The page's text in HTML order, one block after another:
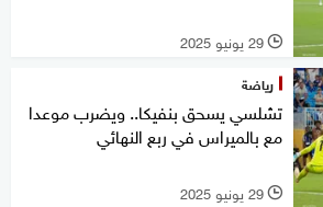
l 29 يونيو 2025
رياضة
تشلسي يسحق بنفيكا.. ويضرب موعدا
مع بالميراس في ربع النهائي
l 29 يونيو 2025